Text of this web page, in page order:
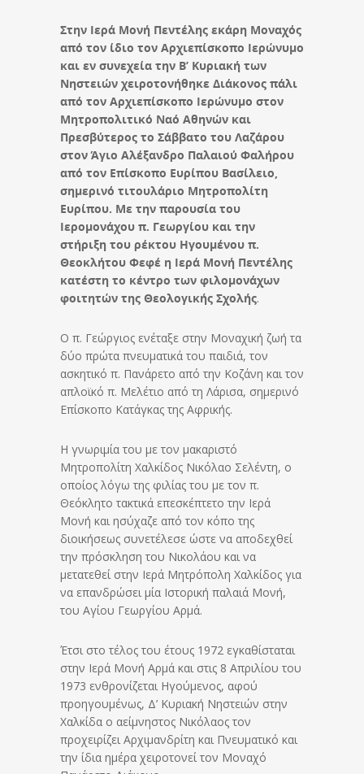
Στην Ιερά Μονή Πεντέλης εκάρη Μοναχός
από τον ίδιο τον Αρχιεπίσκοπο Ιερώνυμο
και εν συνεχεία την Β’ Κυριακή των
Νηστειών χειροτονήθηκε Διάκονος πάλι
από τον Αρχιεπίσκοπο Ιερώνυμο στον
Μητροπολιτικό Ναό Αθηνών και
Πρεσβύτερος το Σάββατο του Λαζάρου
στον Άγιο Αλέξανδρο Παλαιού Φαλήρου
από τον Επίσκοπο Ευρίπου Βασίλειο,
σημερινό τιτουλάριο Μητροπολίτη
Ευρίπου. Με την παρουσία του
Ιερομονάχου π. Γεωργίου και την
στήριξη του ρέκτου Ηγουμένου π.
Θεοκλήτου Φεφέ η Ιερά Μονή Πεντέλης
κατέστη το κέντρο των φιλομονάχων
φοιτητών της Θεολογικής Σχολής.
Ο π. Γεώργιος ενέταξε στην Μοναχική ζωή τα
δύο πρώτα πνευματικά του παιδιά, τον
ασκητικό π. Πανάρετο από την Κοζάνη και τον
απλοϊκό π. Μελέτιο από τη Λάρισα, σημερινό
Επίσκοπο Κατάγκας της Αφρικής.
Η γνωριμία του με τον μακαριστό
Μητροπολίτη Χαλκίδος Νικόλαο Σελέντη, ο
οποίος λόγω της φιλίας του με τον π.
Θεόκλητο τακτικά επεσκέπτετο την Ιερά
Μονή και ησύχαζε από τον κόπο της
διοικήσεως συνετέλεσε ώστε να αποδεχθεί
την πρόσκληση του Νικολάου και να
μετατεθεί στην Ιερά Μητρόπολη Χαλκίδος για
να επανδρώσει μία Ιστορική παλαιά Μονή,
του Αγίου Γεωργίου Αρμά.
Έτσι στο τέλος του έτους 1972 εγκαθίσταται
στην Ιερά Μονή Αρμά και στις 8 Απριλίου του
1973 ενθρονίζεται Ηγούμενος, αφού
προηγουμένως, Δ’ Κυριακή Νηστειών στην
Χαλκίδα ο αείμνηστος Νικόλαος τον
προχειρίζει Αρχιμανδρίτη και Πνευματικό και
την ίδια ημέρα χειροτονεί τον Μοναχό